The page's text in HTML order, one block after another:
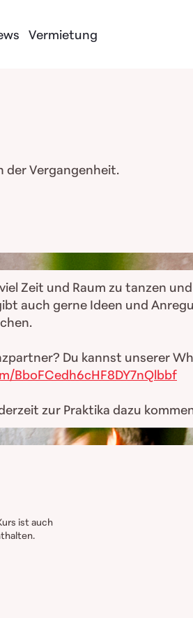
Vermietung
der Vergangenheit.
Zeit und Raum zu tanzen
auch gerne Ideen und
Du kannst unserer
BboFCedh6cHF8DY7nQlbbf
zur Praktika dazu
ist auch